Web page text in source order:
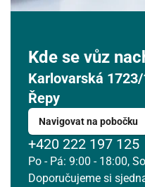
Kde se vůz
Karlovarská
Řepy
Navigovat na pobočku
+420 222 197 125
Po - Pá: 9:00 - 18:00,
Doporučujeme si